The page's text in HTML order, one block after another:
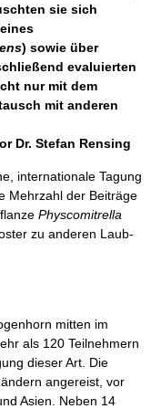
sie sich
) sowie über
evaluierten
nur mit dem
mit anderen
Dr. Stefan Rensing
internationale Tagung
Mehrzahl der Beiträge
Physcomitrella
zu anderen Laub-
mitten im
als 120 Teilnehmern
dieser Art. Die
angereist, vor
Asien. Neben 14